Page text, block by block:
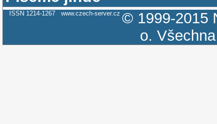
ISSN 1214-1267 www.czech-server.cz © 1999-2015
o.